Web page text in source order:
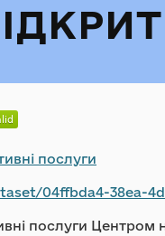
послуги
38ea-4dcc-b395-
послуги